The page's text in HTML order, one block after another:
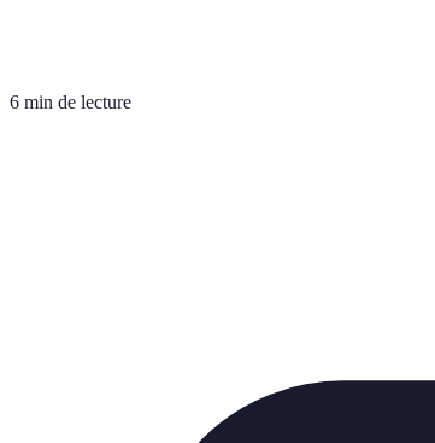
6 min de lecture